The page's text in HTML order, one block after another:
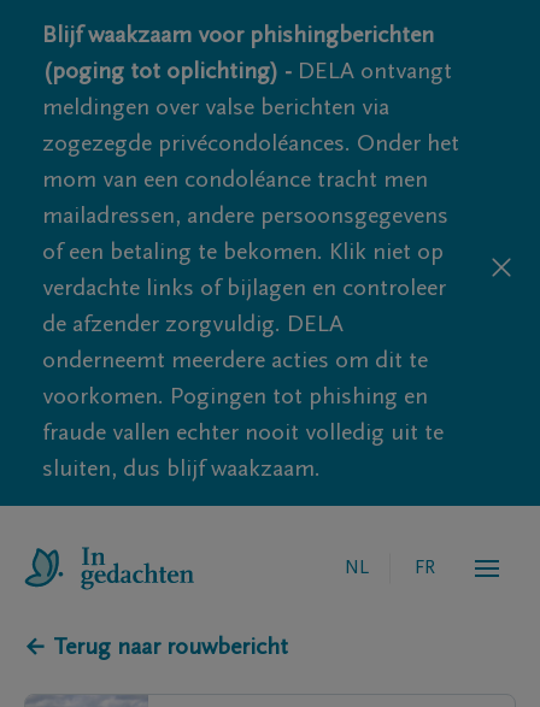
Blijf waakzaam voor phishingberichten
(poging tot oplichting) - DELA ontvangt
meldingen over valse berichten via
zogezegde privécondoléances. Onder het
mom van een condoléance tracht men
mailadressen, andere persoonsgegevens
of een betaling te bekomen. Klik niet op
verdachte links of bijlagen en controleer
de afzender zorgvuldig. DELA
onderneemt meerdere acties om dit te
voorkomen. Pogingen tot phishing en
fraude vallen echter nooit volledig uit te
sluiten, dus blijf waakzaam.
NL FR
← Terug naar rouwbericht